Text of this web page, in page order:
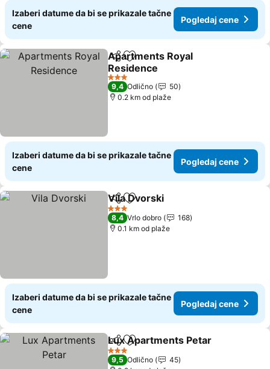
Izaberi datume da bi se prikazale tačne
cene
Pogledaj cene
Deli Dodati u favorite
Apartments Royal
Residence
Pogledaj cene
3 Zvezdice
9,4 Odlično
50
0.2 km od plaže
Izaberi datume da bi se prikazale tačne
cene
Pogledaj cene
Deli Dodati u favorite
Vila Dvorski
3 Zvezdice
8,4 Vrlo dobro
168
0.1 km od plaže
Izaberi datume da bi se prikazale tačne
cene
Pogledaj cene
Deli Dodati u favorite
Lux Apartments Petar
3 Zvezdice
9,5 Odlično
45